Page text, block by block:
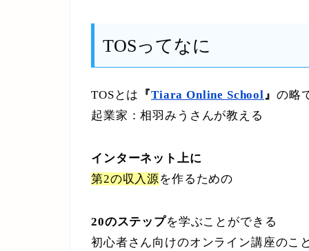
TOSってなに
TOSとは 『Tiara Online School』 の略
起業家：相羽みうさんが教える
インターネット上に
第2の収入源を作るための
20のステップを学ぶことができる
初心者さん向けのオンライン講座のこ